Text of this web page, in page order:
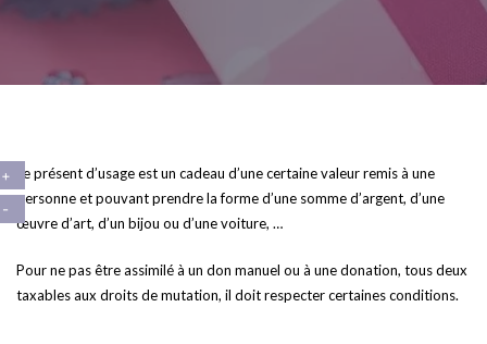
Le présent d’usage est un cadeau d’une certaine valeur remis à une
personne et pouvant prendre la forme d’une somme d’argent, d’une
œuvre d’art, d’un bijou ou d’une voiture, …
Pour ne pas être assimilé à un don manuel ou à une donation, tous deux
taxables aux droits de mutation, il doit respecter certaines conditions.